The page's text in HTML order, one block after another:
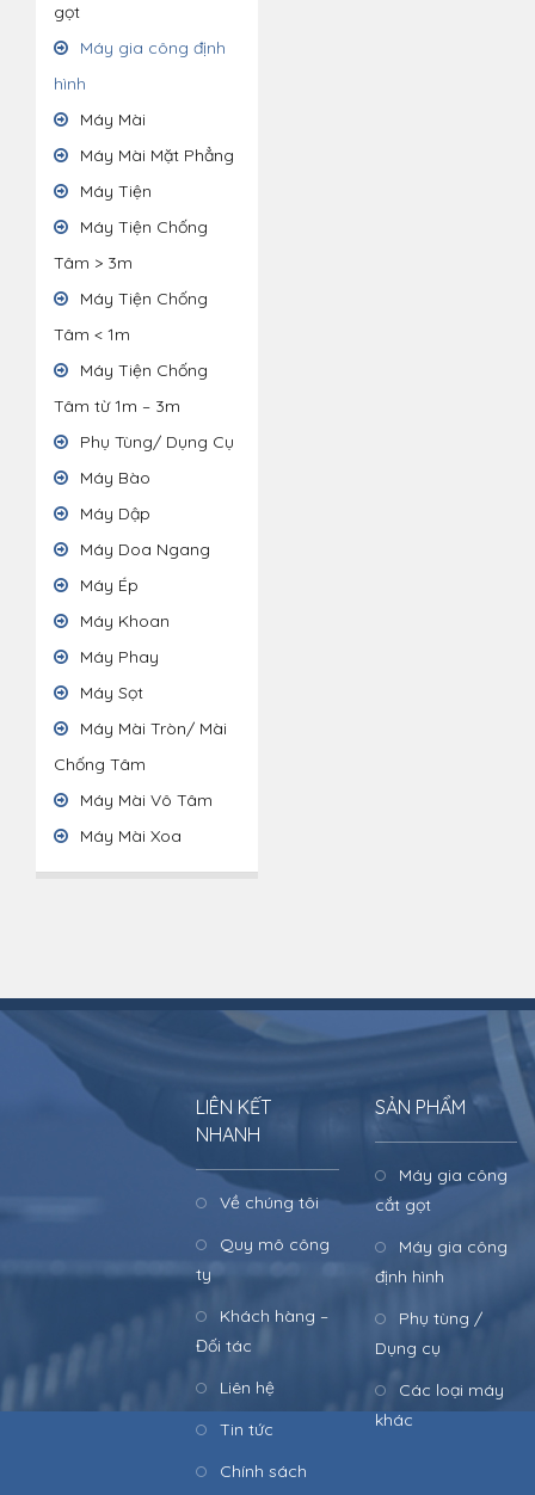
gọt
Máy gia công định
hình
Máy Mài
Máy Mài Mặt Phẳng
Máy Tiện
Máy Tiện Chống
Tâm > 3m
Máy Tiện Chống
Tâm < 1m
Máy Tiện Chống
Tâm từ 1m – 3m
Phụ Tùng/ Dụng Cụ
Máy Bào
Máy Dập
Máy Doa Ngang
Máy Ép
Máy Khoan
Máy Phay
Máy Sọt
Máy Mài Tròn/ Mài
Chống Tâm
Máy Mài Vô Tâm
Máy Mài Xoa
LIÊN KẾT
NHANH
Về chúng tôi
Quy mô công
ty
Khách hàng –
Đối tác
Liên hệ
Tin tức
Chính sách
SẢN PHẨM
Máy gia công
cắt gọt
Máy gia công
định hình
Phụ tùng /
Dụng cụ
Các loại máy
khác